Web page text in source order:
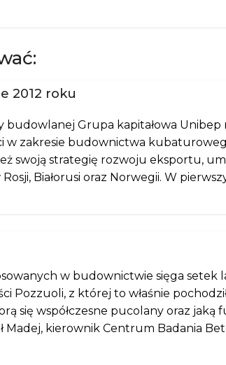
2012 roku
budowlanej Grupa kapitałowa
w zakresie budownictwa
swoją strategię rozwoju eksportu,
Białorusi oraz Norwegii. W
w budownictwie sięga setek
Pozzuoli, z której to właśnie
się współczesne pucolany oraz jaką
Madej, kierownik Centrum Badania